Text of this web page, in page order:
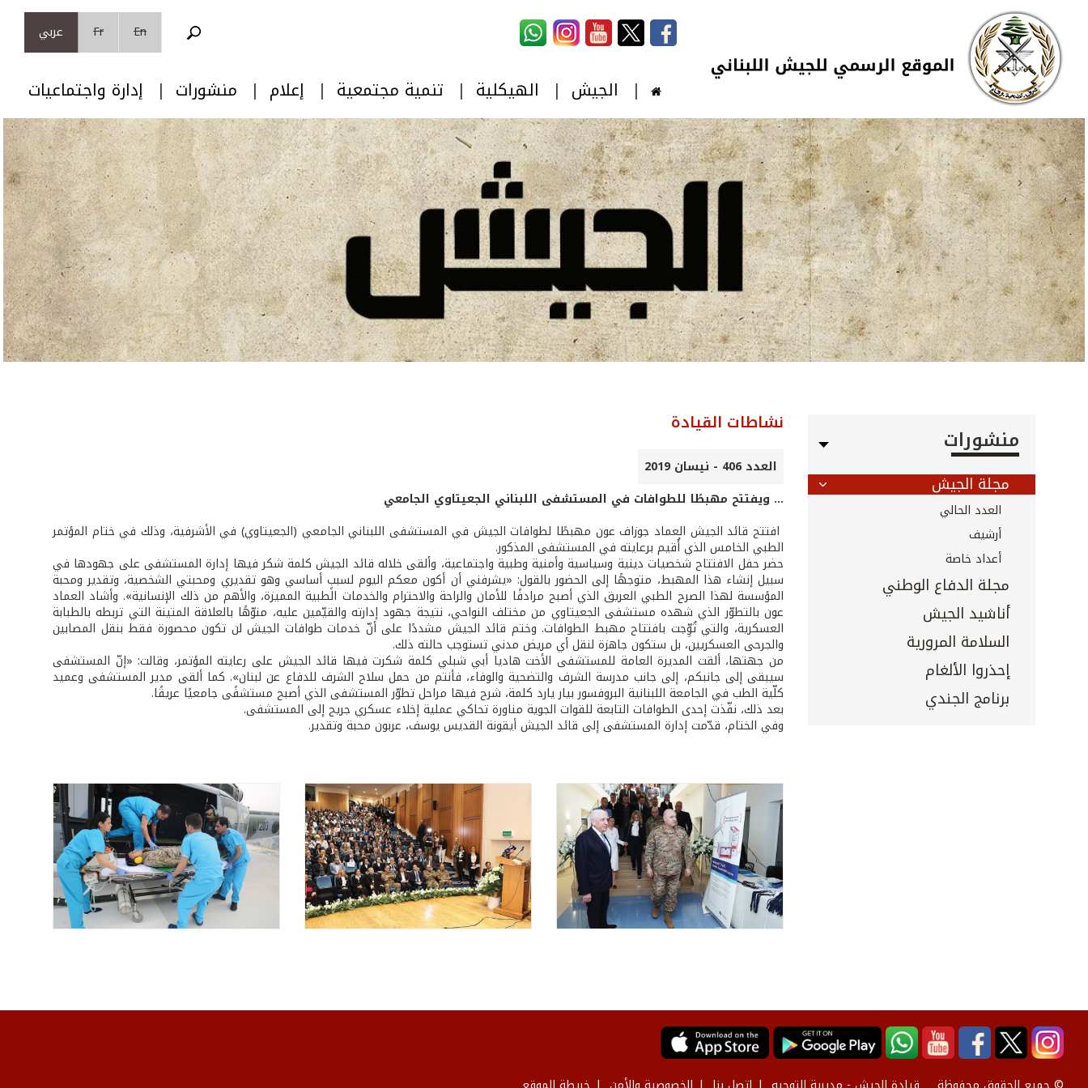
تجاوز إلى المحتوى الرئيسي
Skip to navigation
En
Fr عربي
الجيش الهيكلية تنمية مجتمعية إعلام منشورات إدارة واجتماعيات
منشورات
مجلة الجيش
العدد الحالي
أرشيف
أعداد خاصة
مجلة الدفاع الوطني
أناشيد الجيش
السلامة المرورية
إحذروا الألغام
برنامج الجندي
نشاطات القيادة
العدد 406 - نيسان 2019
... ويفتتح مهبطًا للطوافات في المستشفى اللبناني الجعيتاوي الجامعي
افتتح قائد الجيش العماد جوزاف عون مهبطًا لطوافات الجيش في المستشفى اللبناني الجامعي (الجعيتاوي) في الأشرفية، وذلك في ختام المؤتمر
الطبي الخامس الذي أُقيم برعايته في المستشفى المذكور.
حضر حفل الافتتاح شخصيات دينية وسياسية وأمنية وطبية واجتماعية، وألقى خلاله قائد الجيش كلمة شكر فيها إدارة المستشفى على جهودها في
سبيل إنشاء هذا المهبط، متوجهًا إلى الحضور بالقول: «يشرفني أن أكون معكم اليوم لسببٍ أساسي وهو تقديري ومحبتي الشخصية، وتقدير ومحبة
المؤسسة لهذا الصرح الطبي العريق الذي أصبح مرادفًا للأمان والراحة والاحترام والخدمات الطبية المميزة، والأهم من ذلك الإنسانية». وأشاد العماد
عون بالتطوّر الذي شهده مستشفى الجعيتاوي من مختلف النواحي، نتيجة جهود إدارته والقيّمين عليه، منوّهًا بالعلاقة المتينة التي تربطه بالطبابة
العسكرية، والتي تُوِّجت بافتتاح مهبط الطوافات. وختم قائد الجيش مشددًا على أنّ خدمات طوافات الجيش لن تكون محصورة فقط بنقل المصابين
والجرحى العسكريين، بل ستكون جاهزة لنقل أي مريض مدني تستوجب حالته ذلك.
من جهتها، ألقت المديرة العامة للمستشفى الأخت هاديا أبي شبلي كلمة شكرت فيها قائد الجيش على رعايته المؤتمر، وقالت: «إنّ المستشفى
سيبقى إلى جانبكم، إلى جانب مدرسة الشرف والتضحية والوفاء، فأنتم من حمل سلاح الشرف للدفاع عن لبنان». كما ألقى مدير المستشفى وعميد
كلّية الطب في الجامعة اللبنانية البروفسور بيار يارد كلمة، شرح فيها مراحل تطوّر المستشفى الذي أصبح مستشفًى جامعيًا عريقًا.
بعد ذلك، نفّذت إحدى الطوافات التابعة للقوات الجوية مناورة تحاكي عملية إخلاء عسكري جريح إلى المستشفى.
وفي الختام، قدّمت إدارة المستشفى إلى قائد الجيش أيقونة القديس يوسف، عربون محبة وتقدير.